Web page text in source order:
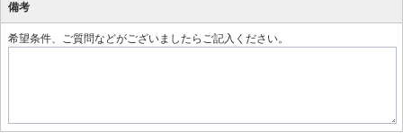
備考
希望条件、ご質問などがございましたらご記入ください。